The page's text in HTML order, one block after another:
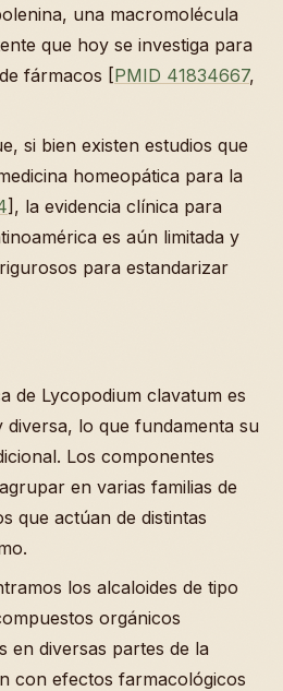
una macromolécula
que hoy se investiga para
fármacos [PMID 41834667,
si bien existen estudios que
homeopática para la
], la evidencia clínica para
es aún limitada y
para estandarizar
de Lycopodium clavatum es
diversa, lo que fundamenta su
Los componentes
en varias familias de
que actúan de distintas
los alcaloides de tipo
orgánicos
en diversas partes de la
con efectos farmacológicos